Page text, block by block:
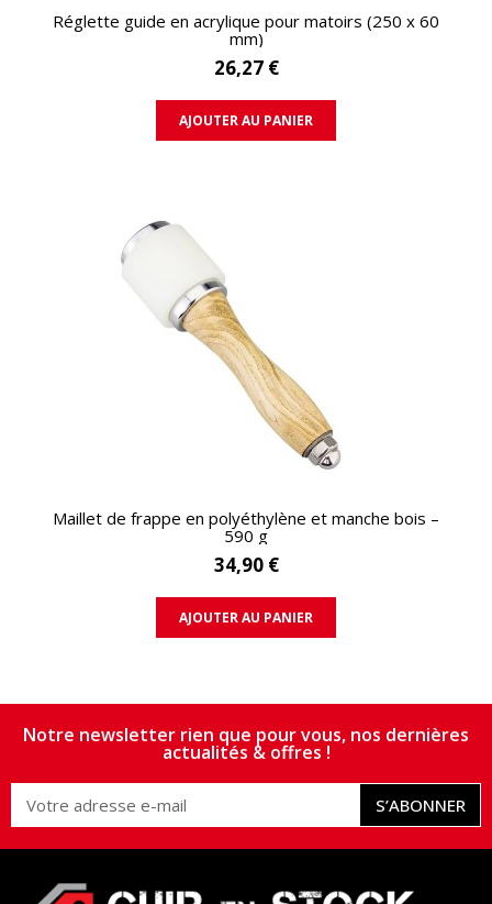
APERÇU RAPIDE
Réglette guide en acrylique pour matoirs (250 x 60
mm)
26,27 €
AJOUTER AU PANIER
APERÇU RAPIDE
Maillet de frappe en polyéthylène et manche bois –
590 g
34,90 €
AJOUTER AU PANIER
Notre newsletter rien que pour vous, nos dernières
actualités & offres !
S’ABONNER